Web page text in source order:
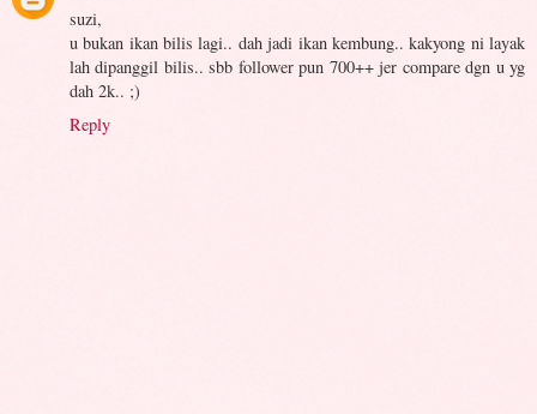
suzi,
u bukan ikan bilis lagi.. dah jadi ikan kembung.. kakyong ni layak
lah dipanggil bilis.. sbb follower pun 700++ jer compare dgn u yg
dah 2k.. ;)
Reply